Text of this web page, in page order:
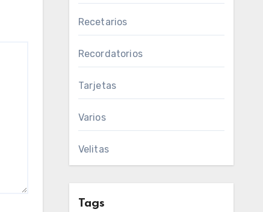
Recetarios
Recordatorios
Tarjetas
Varios
Velitas
Tags